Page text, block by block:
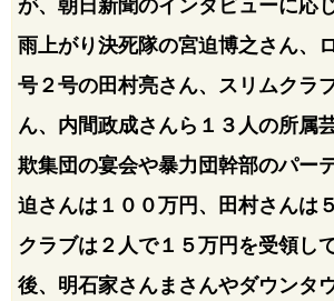
が、朝日新聞のインタビューに応
雨上がり決死隊の宮迫博之さん、
号２号の田村亮さん、スリムクラ
ん、内間政成さんら１３人の所属
欺集団の宴会や暴力団幹部のパー
迫さんは１００万円、田村さんは
クラブは２人で１５万円を受領し
後、明石家さんまさんやダウンタ